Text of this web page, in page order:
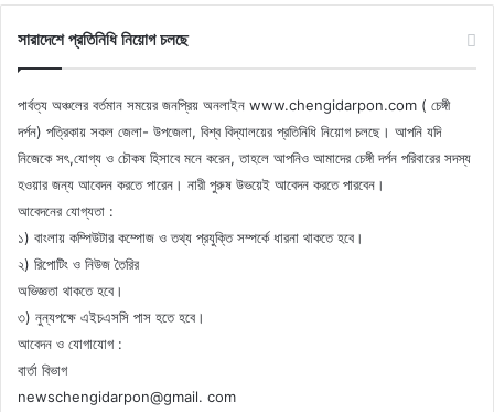
সারাদেশে প্রতিনিধি নিয়োগ চলছে
পার্বত্য অঞ্চলের বর্তমান সময়ের জনপ্রিয় অনলাইন www.chengidarpon.com ( চেঙ্গী
দর্পন) পত্রিকায় সকল জেলা- উপজেলা, বিশ্ব বিদ্যালয়ের প্রতিনিধি নিয়োগ চলছে। আপনি যদি
নিজেকে সৎ,যোগ্য ও চৌকষ হিসাবে মনে করেন, তাহলে আপনিও আমাদের চেঙ্গী দর্পন পরিবারের সদস্য
হওয়ার জন্য আবেদন করতে পারেন। নারী পুরুষ উভয়েই আবেদন করতে পারবেন।
আবেদনের যোগ্যতা :
১) বাংলায় কম্পিউটার কম্পোজ ও তথ্য প্রযুক্তি সম্পর্কে ধারনা থাকতে হবে।
২) রিপোটিং ও নিউজ তৈরির
অভিজ্ঞতা থাকতে হবে।
৩) নুন্যপক্ষে এইচএসসি পাস হতে হবে।
আবেদন ও যোগাযোগ :
বার্তা বিভাগ
newschengidarpon@gmail. com